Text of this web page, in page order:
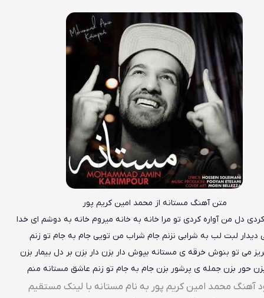
متن آهنگ مستانه از محمد امین کریم پور
دل من آواره کردی تو مرا خانه به خانه میروم خانه به دوشم ای خدا
دیدار لبت لب به شرابی نزنم جام شراب من تویی جام به جام تو زنم
می تو بنوش خرقه ی مستانه بپوش دار بزن دار بزن بر دل بیمار بزن
حور بزن جمله ی پرشور بزن جام به جام تو زنم عاشق مستانه منم
آهنگ محمد امین کریم پور به نام مستانه با لینک مستقیم